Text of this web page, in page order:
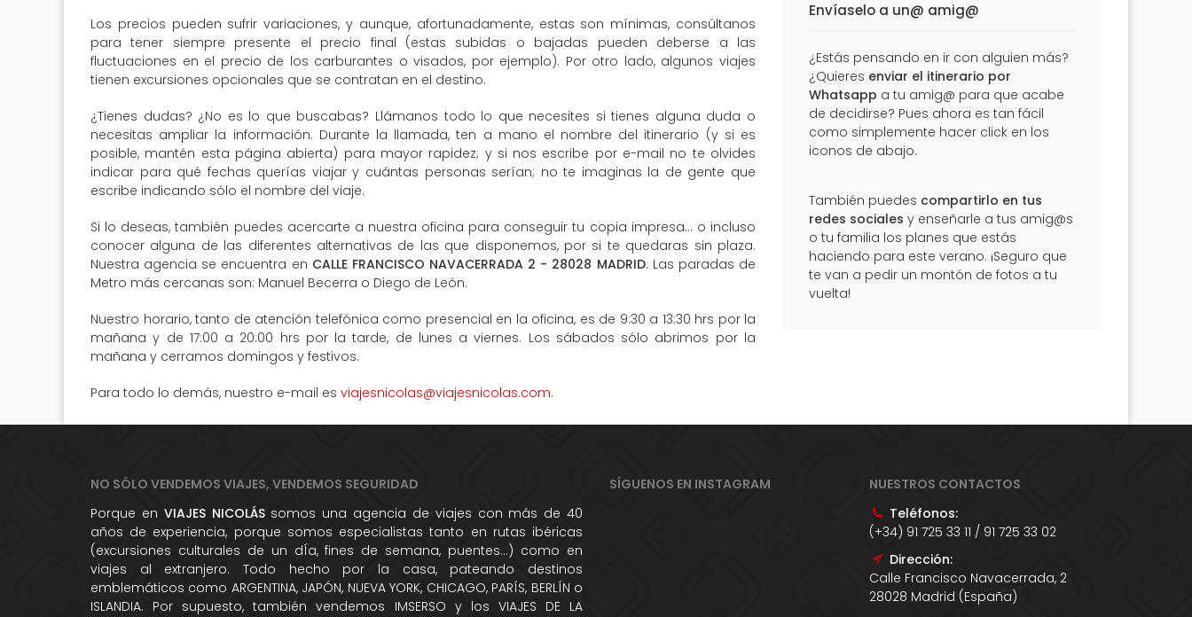
Los precios pueden sufrir variaciones, y aunque, afortunadamente, estas son mínimas, consúltanos
para tener siempre presente el precio final (estas subidas o bajadas pueden deberse a las
fluctuaciones en el precio de los carburantes o visados, por ejemplo). Por otro lado, algunos viajes
tienen excursiones opcionales que se contratan en el destino.
¿Tienes dudas? ¿No es lo que buscabas? Llámanos todo lo que necesites si tienes alguna duda o
necesitas ampliar la información. Durante la llamada, ten a mano el nombre del itinerario (y si es
posible, mantén esta página abierta) para mayor rapidez; y si nos escribe por e-mail no te olvides
indicar para qué fechas querías viajar y cuántas personas serían; no te imaginas la de gente que
escribe indicando sólo el nombre del viaje.
Si lo deseas, también puedes acercarte a nuestra oficina para conseguir tu copia impresa... o incluso
conocer alguna de las diferentes alternativas de las que disponemos, por si te quedaras sin plaza.
Nuestra agencia se encuentra en CALLE FRANCISCO NAVACERRADA 2 - 28028 MADRID. Las paradas de
Metro más cercanas son: Manuel Becerra o Diego de León.
Nuestro horario, tanto de atención telefónica como presencial en la oficina, es de 9:30 a 13:30 hrs por la
mañana y de 17:00 a 20:00 hrs por la tarde, de lunes a viernes. Los sábados sólo abrimos por la
mañana y cerramos domingos y festivos.
Para todo lo demás, nuestro e-mail es viajesnicolas@viajesnicolas.com.
Envíaselo a un@ amig@
¿Estás pensando en ir con alguien más?
¿Quieres enviar el itinerario por
Whatsapp a tu amig@ para que acabe
de decidirse? Pues ahora es tan fácil
como simplemente hacer click en los
iconos de abajo.
También puedes compartirlo en tus
redes sociales y enseñarle a tus amig@s
o tu familia los planes que estás
haciendo para este verano. ¡Seguro que
te van a pedir un montón de fotos a tu
vuelta!
NO SÓLO VENDEMOS VIAJES, VENDEMOS SEGURIDAD
Porque en VIAJES NICOLÁSsomos una agencia de viajes con más de 40
años de experiencia, porque somos especialistas tanto en rutas ibéricas
(excursiones culturales de un dÍa, fines de semana, puentes...) como en
viajes al extranjero. Todo hecho por la casa, pateando destinos
emblemáticos como ARGENTINA, JAPÓN, NUEVA YORK, CHICAGO, PARÍS, BERLÍN o
ISLANDIA. Por supuesto, también vendemos IMSERSO y los VIAJES DE LA
SÍGUENOS EN INSTAGRAM
NUESTROS CONTACTOS
Teléfonos:
(+34) 91 725 33 11 / 91 725 33 02
Dirección:
Calle Francisco Navacerrada, 2
28028 Madrid (España)